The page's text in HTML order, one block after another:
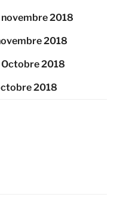
novembre 2018
2018
Octobre 2018
2018